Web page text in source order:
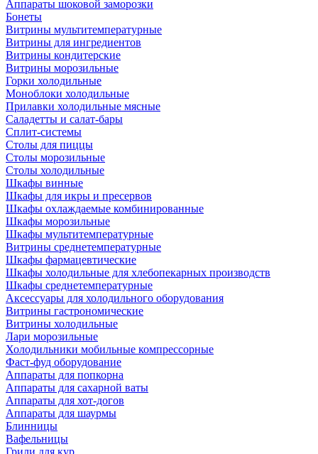
Аппараты шоковой заморозки
Бонеты
Витрины мультитемпературные
Витрины для ингредиентов
Витрины кондитерские
Витрины морозильные
Горки холодильные
Моноблоки холодильные
Прилавки холодильные мясные
Саладетты и салат-бары
Сплит-системы
Столы для пиццы
Столы морозильные
Столы холодильные
Шкафы винные
Шкафы для икры и пресервов
Шкафы охлаждаемые комбинированные
Шкафы морозильные
Шкафы мультитемпературные
Витрины среднетемпературные
Шкафы фармацевтические
Шкафы холодильные для хлебопекарных производств
Шкафы среднетемпературные
Аксессуары для холодильного оборудования
Витрины гастрономические
Витрины холодильные
Лари морозильные
Холодильники мобильные компрессорные
Фаст-фуд оборудование
Аппараты для попкорна
Аппараты для сахарной ваты
Аппараты для хот-догов
Аппараты для шаурмы
Блинницы
Вафельницы
Грили для кур